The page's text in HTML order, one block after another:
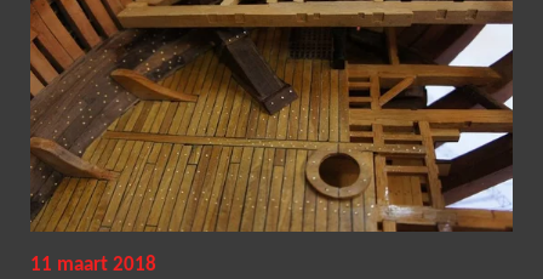
11 maart 2018